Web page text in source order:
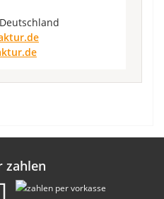
zahlen